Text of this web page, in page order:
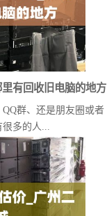
有回收旧电脑的地方
群、还是朋友圈或者
很多的人...